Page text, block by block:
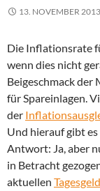
13. NOVEMBER 2013
Die Inflationsrate
wenn dies nicht
Beigeschmack der
für Spareinlagen.
der
Und hierauf gibt
Antwort: Ja, aber
in Betracht
aktuellen